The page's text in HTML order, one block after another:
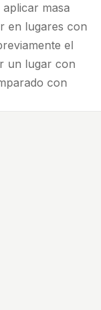
masa
en lugares con
el
un lugar con
con